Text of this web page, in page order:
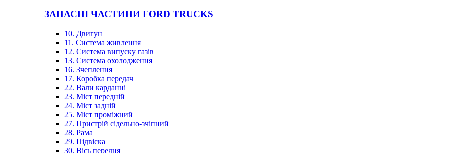
ЗАПАСНІ ЧАСТИНИ FORD TRUCKS
10. Двигун
11. Система живлення
12. Система випуску газів
13. Система охолодження
16. Зчеплення
17. Коробка передач
22. Вали карданні
23. Міст передній
24. Міст задній
25. Міст проміжний
27. Пристрій сідельно-зчіпний
28. Рама
29. Підвіска
30. Вісь передня